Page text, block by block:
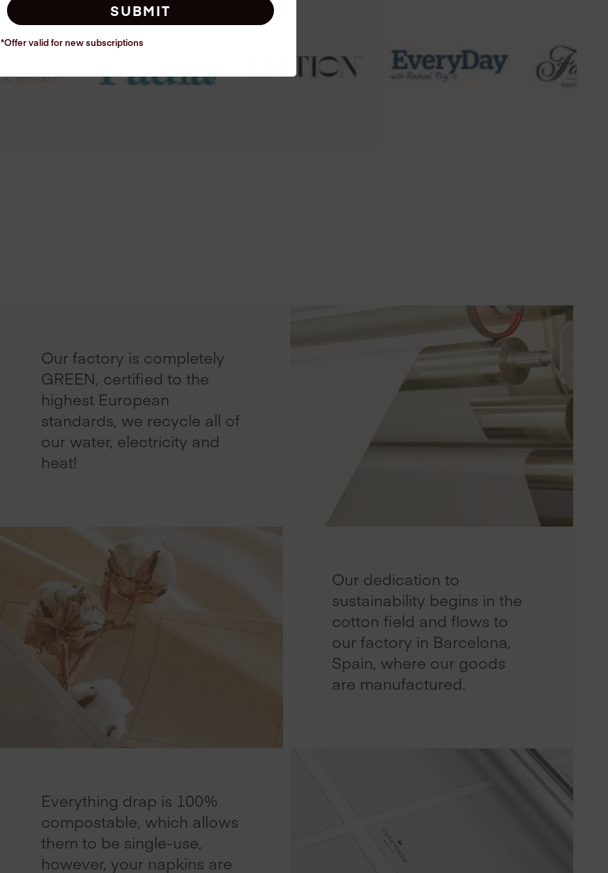
Our factory is completely
GREEN, certified to the
highest European
standards, we recycle all of
our water, electricity and
heat!
Our dedication to
sustainability begins in the
cotton field and flows to
our factory in Barcelona,
Spain, where our goods
are manufactured.
Everything drap is 100%
compostable, which allows
them to be single-use,
however, your napkins are
SUBMIT
*Offer valid for newsubscriptions